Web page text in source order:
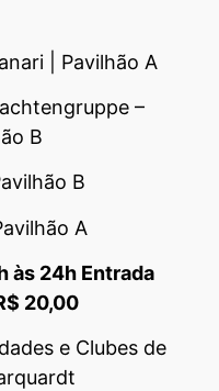
| Pavilhão A
–
B
B
A
às 24h Entrada
20,00
e Clubes de